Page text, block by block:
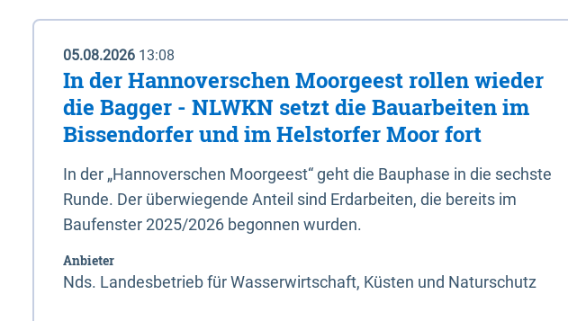
05.08.2026 13:08
In der Hannoverschen Moorgeest rollen wieder
die Bagger - NLWKN setzt die Bauarbeiten im
Bissendorfer und im Helstorfer Moor fort
In der „Hannoverschen Moorgeest“ geht die Bauphase in die sechste
Runde. Der überwiegende Anteil sind Erdarbeiten, die bereits im
Baufenster 2025/2026 begonnen wurden.
Anbieter
Nds. Landesbetrieb für Wasserwirtschaft, Küsten und Naturschutz